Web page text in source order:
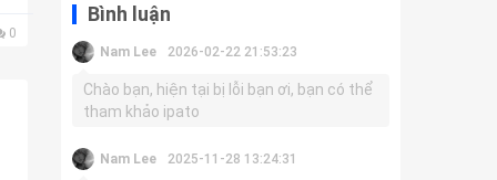
0
Bình luận
Nam Lee 2026-02-22 21:53:23
Chào bạn, hiện tại bị lỗi bạn ơi, bạn có thể
tham khảo ipato
Nam Lee 2025-11-28 13:24:31